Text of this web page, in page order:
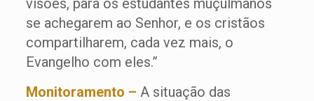
visões, para os estudantes muçulmanos
se achegarem ao Senhor, e os cristãos
compartilharem, cada vez mais, o
Evangelho com eles.”
Monitoramento – A situação das